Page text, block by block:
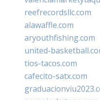
reefrecordsllc.com
alawaffle.com
aryouthfishing.com
united-
tios-tacos.com
cafecito-satx.com